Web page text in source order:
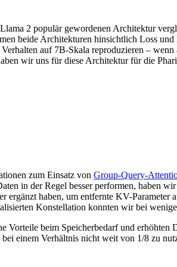
2 populär gewordenen Architektur
beide Architekturen hinsichtlich Loss
auf 7B-Skala reproduzieren –
wir uns für diese Architektur für die
zum Einsatz von Group-Query-
in der Regel besser performen, haben
haben, um entfernte KV-
Konstellation konnten wir bei
beim Speicherbedarf und erhöhten
einem Verhältnis nicht weit von 1/8 zu